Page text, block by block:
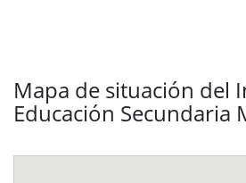
Mapa de situación del
Educación Secundaria